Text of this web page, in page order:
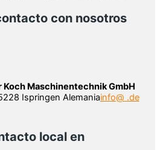
con nosotros
Koch Maschinentechnik GmbH
Ispringen Alemaniainfo@ .de
local en